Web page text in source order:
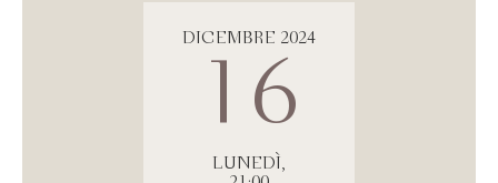
DICEMBRE 2024
16
LUNEDÌ,